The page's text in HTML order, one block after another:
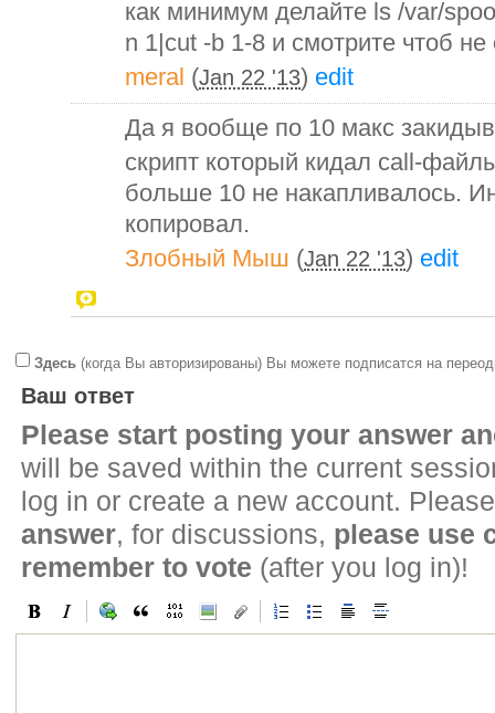
как минимум делайте ls /var/
n 1|cut -b 1-8 и смотрите чтоб
meral (Jan 22 '13) edit
Да я вообще по 10 макс
скрипт который кидал call-
больше 10 не накапливалось.
копировал.
Злобный Мыш (Jan 22 '13) edit
Здесь (когда Вы авторизированы) Вы можете подписатся на
Ваш ответ
Please start posting your answer
will be saved within the current
log in or create a new account.
answer, for discussions, please use
remember to vote (after you log in)!